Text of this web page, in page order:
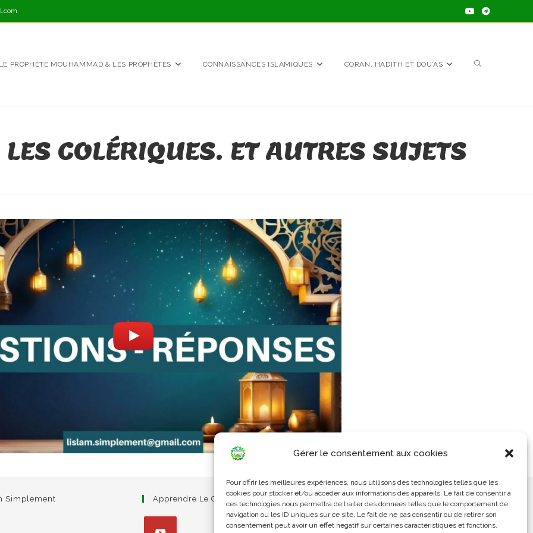
Gérer le consentement aux cookies
Pour offrir les meilleures expériences, nous utilisons des technologies telles que les
cookies pour stocker et/ou accéder aux informations des appareils. Le fait de consentir à
ces technologies nous permettra de traiter des données telles que le comportement de
navigation ou les ID uniques sur ce site. Le fait de ne pas consentir ou de retirer son
consentement peut avoir un effet négatif sur certaines caractéristiques et fonctions.
LE PROPHÈTE MOUHAMMAD & LES PROPHÈTES CONNAISSANCES ISLAMIQUES CORAN, HADITH ET DOU’AS TOGGLE
COLÉRIQUES. ET AUTRES SUJETS
Simplement Apprendre Le Coran Simplement